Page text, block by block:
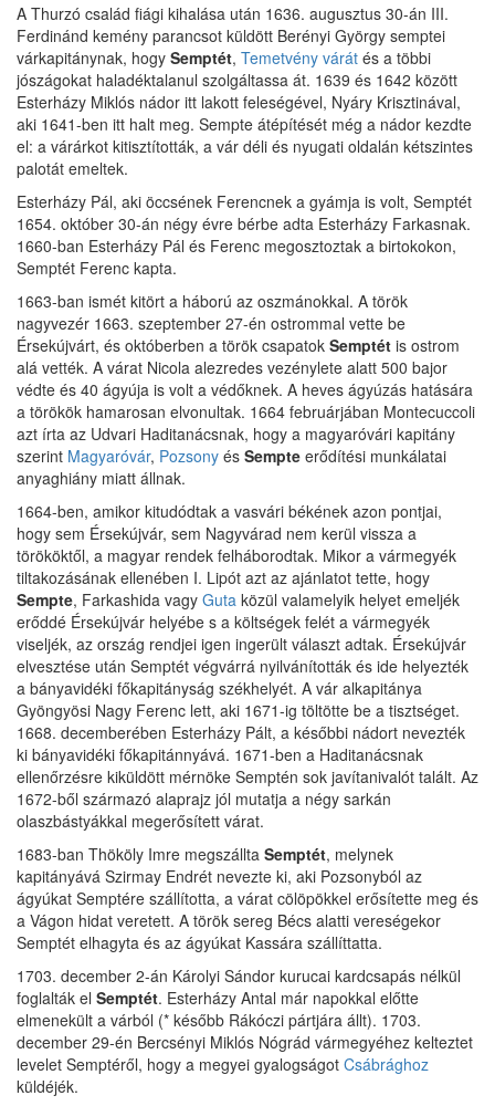
A Thurzó család fiági kihalása után 1636. augusztus 30-án III.
Ferdinánd kemény parancsot küldött Berényi György semptei
várkapitánynak, hogy Semptét, Temetvény várát és a többi
jószágokat haladéktalanul szolgáltassa át. 1639 és 1642 között
Esterházy Miklós nádor itt lakott feleségével, Nyáry Krisztinával,
aki 1641-ben itt halt meg. Sempte átépítését még a nádor kezdte
el: a várárkot kitisztították, a vár déli és nyugati oldalán kétszintes
palotát emeltek.
Esterházy Pál, aki öccsének Ferencnek a gyámja is volt, Semptét
1654. október 30-án négy évre bérbe adta Esterházy Farkasnak.
1660-ban Esterházy Pál és Ferenc megosztoztak a birtokokon,
Semptét Ferenc kapta.
1663-ban ismét kitört a háború az oszmánokkal. A török
nagyvezér 1663. szeptember 27-én ostrommal vette be
Érsekújvárt, és októberben a török csapatok Semptét is ostrom
alá vették. A várat Nicola alezredes vezénylete alatt 500 bajor
védte és 40 ágyúja is volt a védőknek. A heves ágyúzás hatására
a törökök hamarosan elvonultak. 1664 februárjában Montecuccoli
azt írta az Udvari Haditanácsnak, hogy a magyaróvári kapitány
szerint Magyaróvár, Pozsony és Sempte erődítési munkálatai
anyaghiány miatt állnak.
1664-ben, amikor kitudódtak a vasvári békének azon pontjai,
hogy sem Érsekújvár, sem Nagyvárad nem kerül vissza a
törököktől, a magyar rendek felháborodtak. Mikor a vármegyék
tiltakozásának ellenében I. Lipót azt az ajánlatot tette, hogy
Sempte, Farkashida vagy Guta közül valamelyik helyet emeljék
erőddé Érsekújvár helyébe s a költségek felét a vármegyék
viseljék, az ország rendjei igen ingerült választ adtak. Érsekújvár
elvesztése után Semptét végvárrá nyilvánították és ide helyezték
a bányavidéki főkapitányság székhelyét. A vár alkapitánya
Gyöngyösi Nagy Ferenc lett, aki 1671-ig töltötte be a tisztséget.
1668. decemberében Esterházy Pált, a későbbi nádort nevezték
ki bányavidéki főkapitánnyává. 1671-ben a Haditanácsnak
ellenőrzésre kiküldött mérnöke Semptén sok javítanivalót talált. Az
1672-ből származó alaprajz jól mutatja a négy sarkán
olaszbástyákkal megerősített várat.
1683-ban Thököly Imre megszállta Semptét, melynek
kapitányává Szirmay Endrét nevezte ki, aki Pozsonyból az
ágyúkat Semptére szállította, a várat cölöpökkel erősítette meg és
a Vágon hidat veretett. A török sereg Bécs alatti vereségekor
Semptét elhagyta és az ágyúkat Kassára szállíttatta.
1703. december 2-án Károlyi Sándor kurucai kardcsapás nélkül
foglalták el Semptét. Esterházy Antal már napokkal előtte
elmenekült a várból (* később Rákóczi pártjára állt). 1703.
december 29-én Bercsényi Miklós Nógrád vármegyéhez kelteztet
levelet Semptéről, hogy a megyei gyalogságot Csábrághoz
küldéjék.